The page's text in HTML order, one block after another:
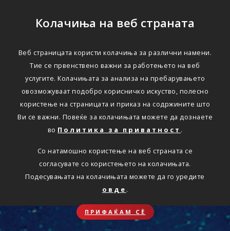
Колачиња на веб страната
Веб страницата користи колачиња за различни намени.
Тие се првенствено важни за работењето на веб
услугите. Колачињата за анализа на пребарувањето
овозможуваат подобро корисничко искуство, полесно
користење на страницата и приказ на содржините што
Ви се важни. Повеќе за колачињата можете да дознаете
во Политика за приватност .
Со натамошно користење на веб страната се
согласувате со користењето на колачињата.
Подесувањата на колачињата можете да го уредите
овде .
ПРИФАЌАМ СЀ